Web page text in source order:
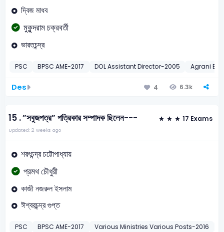
দ্বিজ মাধব
মুকুন্দরাম চক্রবর্তী
ভারতচন্দ্র
PSC BPSC AME-2017 DOL Assistant Director-2005 Agrani
Des 4 6.3k
15 .”সবুজপত্র” পত্রিকার সম্পাদক ছিলেন--- 17 Exams
Updated: 2 weeks ago
শরৎচন্দ্র চট্টোপাধ্যায়
প্রমথ চৌধুরী
কাজী নজরুল ইসলাম
ঈশ্বরচন্দ্র গুপ্ত
PSC BPSC AME-2017 Various Ministries Various Posts-2016